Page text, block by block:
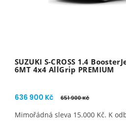
SUZUKI S-CROSS 1.4
6MT 4x4 AllGrip PREMIUM
636 900 Kč 651 900 Kč
Mimořádná sleva 15.000 Kč. K